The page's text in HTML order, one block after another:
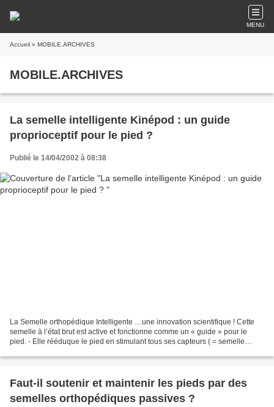
MENU
Accueil » MOBILE.ARCHIVES
MOBILE.ARCHIVES
La semelle intelligente Kinépod : un guide
proprioceptif pour le pied ?
Publié le 14/04/2002 à 08:38
La Semelle orthopédique Intelligente …une innovation scientifique ! Cette
semelle à l’état brut est active et fonctionne comme un « guide » pour le
pied. - Elle rééduque le pied en stimulant tous ses capteurs ( = semelle
Faut-il soutenir et maintenir les pieds par des
semelles orthopédiques passives ?